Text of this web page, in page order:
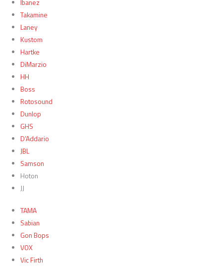
Ibanez
Takamine
Laney
Kustom
Hartke
DiMarzio
HH
Boss
Rotosound
Dunlop
GHS
D’Addario
JBL
Samson
Hoton
JJ
TAMA
Sabian
Gon Bops
VOX
Vic Firth